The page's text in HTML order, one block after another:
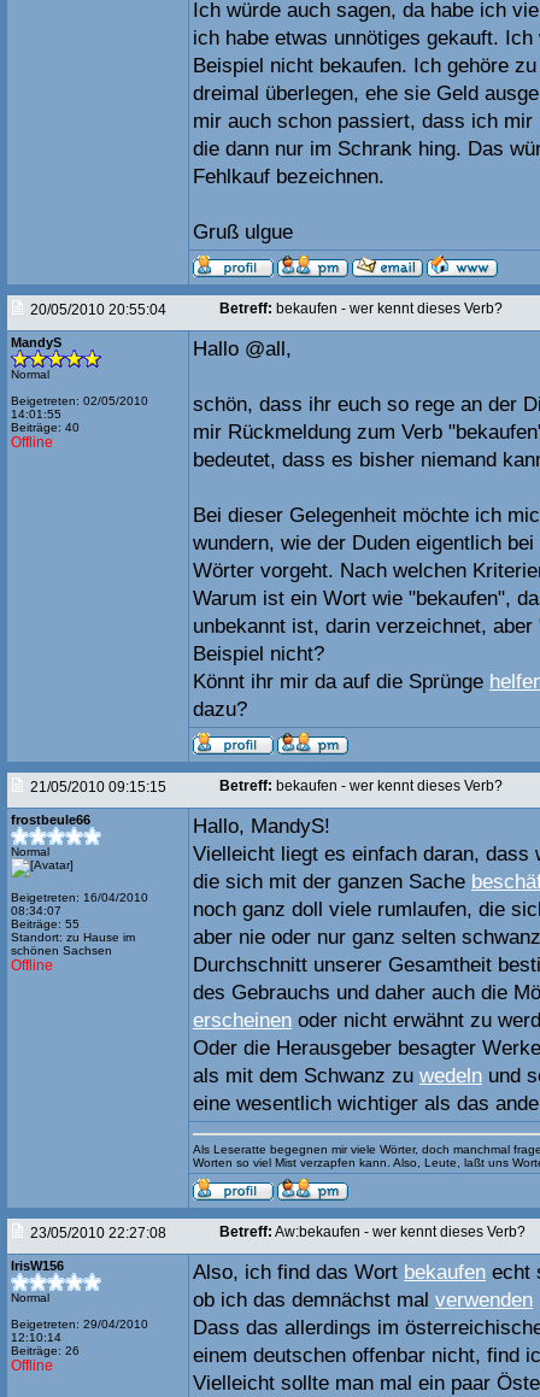
Ich würde auch sagen, da habe ich
ich habe etwas unnötiges gekauft.
Beispiel nicht bekaufen. Ich gehöre
dreimal überlegen, ehe sie Geld
mir auch schon passiert, dass ich mir
die dann nur im Schrank hing. Das
Fehlkauf bezeichnen.
Gruß ulgue
20/05/2010 20:55:04 Betreff: bekaufen - wer kennt dieses Verb?
MandyS
Normal
Beigetreten: 02/05/2010
14:01:55
Beiträge: 40
Offline
Hallo @all,
schön, dass ihr euch so rege an der
mir Rückmeldung zum Verb
bedeutet, dass es bisher niemand
Bei dieser Gelegenheit möchte ich
wundern, wie der Duden eigentlich
Wörter vorgeht. Nach welchen
Warum ist ein Wort wie "bekaufen",
unbekannt ist, darin verzeichnet,
Beispiel nicht?
Könnt ihr mir da auf die Sprünge
dazu?
21/05/2010 09:15:15 Betreff: bekaufen - wer kennt dieses Verb?
frostbeule66
Normal
Beigetreten: 16/04/2010
08:34:07
Beiträge: 55
Standort: zu Hause im
schönen Sachsen
Offline
Hallo, MandyS!
Vielleicht liegt es einfach daran, dass
die sich mit der ganzen Sache
noch ganz doll viele rumlaufen, die
aber nie oder nur ganz selten
Durchschnitt unserer Gesamtheit
des Gebrauchs und daher auch die
erscheinen oder nicht erwähnt zu
Oder die Herausgeber besagter
als mit dem Schwanz zu wedeln und
eine wesentlich wichtiger als das
Als Leseratte begegnen mir viele Wörter, doch manchmal
Worten so viel Mist verzapfen kann. Also, Leute, laßt uns
23/05/2010 22:27:08 Betreff: Aw:bekaufen - wer kennt dieses Verb?
IrisW156
Normal
Beigetreten: 29/04/2010
12:10:14
Beiträge: 26
Offline
Also, ich find das Wort bekaufen echt
ob ich das demnächst mal verwenden
Dass das allerdings im
einem deutschen offenbar nicht, find
Vielleicht sollte man mal ein paar